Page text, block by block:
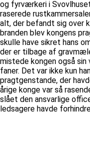
og fyrværkeri i
raserede
alt, der befandt sig over
branden blev kongens
skulle have sikret hans
der er tilbage af
mistede kongen også sin
faner. Det var ikke kun
pragtgenstande, der
årige konge var så
slået den ansvarlige
ledsagere havde